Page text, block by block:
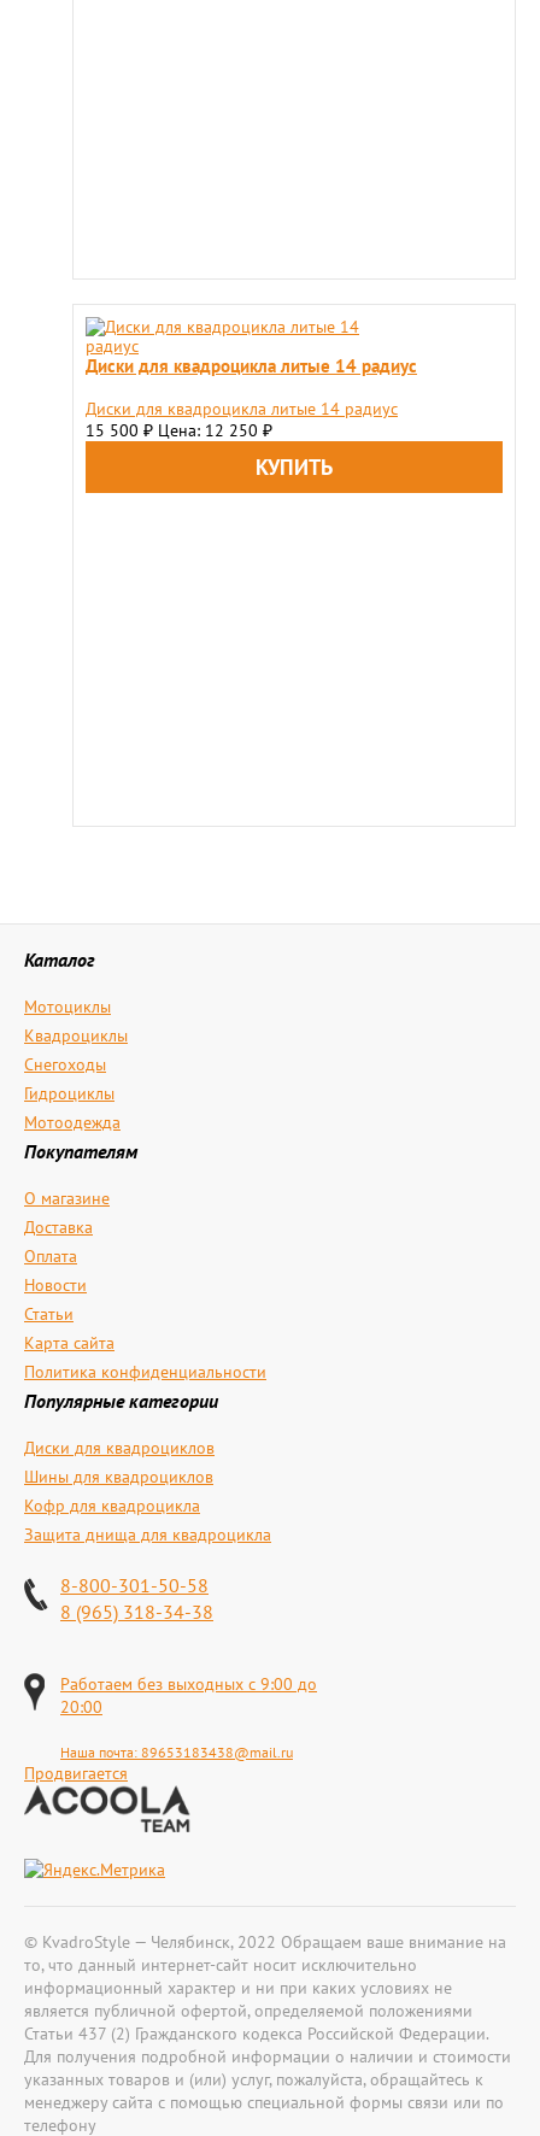
Диски для квадроцикла литые 14 радиус
Диски для квадроцикла литые 14 радиус
15 500 ₽ Цена: 12 250 ₽
Каталог
Мотоциклы
Квадроциклы
Снегоходы
Гидроциклы
Мотоодежда
Покупателям
О магазине
Доставка
Оплата
Новости
Статьи
Карта сайта
Политика конфиденциальности
Популярные категории
Диски для квадроциклов
Шины для квадроциклов
Кофр для квадроцикла
Защита днища для квадроцикла
8-800-301-50-58
8 (965) 318-34-38
Работаем без выходных с 9:00 до
20:00
Наша почта: 89653183438@mail.ru
Продвигается
© KvadroStyle — Челябинск, 2022 Обращаем ваше внимание на
то, что данный интернет-сайт носит исключительно
информационный характер и ни при каких условиях не
является публичной офертой, определяемой положениями
Статьи 437 (2) Гражданского кодекса Российской Федерации.
Для получения подробной информации о наличии и стоимости
указанных товаров и (или) услуг, пожалуйста, обращайтесь к
менеджеру сайта с помощью специальной формы связи или по
телефону